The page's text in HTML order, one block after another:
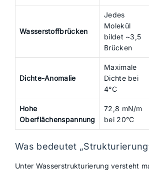
Wasserstoffbrücken
Jedes
Molekül
bildet ~3,5
Brücken
Dichte-Anomalie
Maximale
Dichte bei
4°C
Hohe
Oberflächenspannung
72,8 mN/m
bei 20°C
Was bedeutet
Unter Wasserstrukturierung versteht